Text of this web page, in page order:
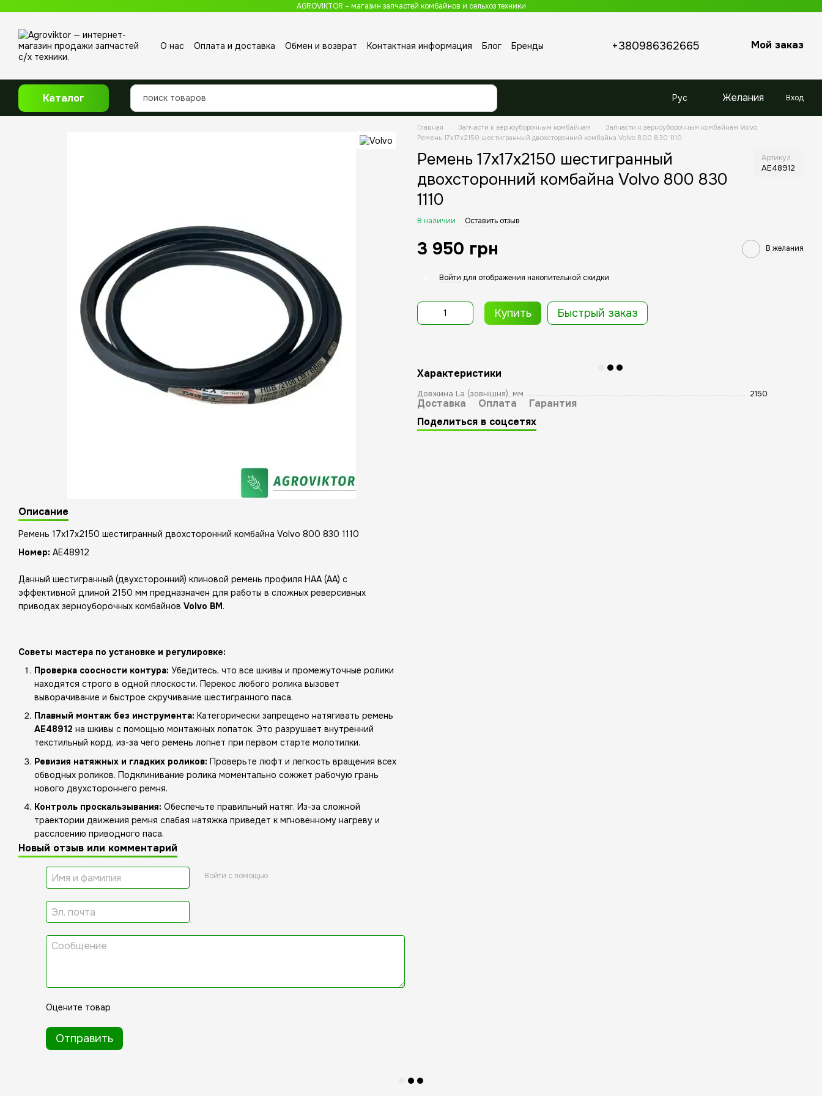
AGROVIKTOR – магазин запчастей комбайнов и сельхоз техники
О нас Оплата и доставка Обмен и возврат Контактная информация Блог
Бренды
+380986362665 Мой заказ
Каталог Рус Желания Вход
Описание
Ремень 17x17x2150 шестигранный двохсторонний комбайна Volvo 800 830 1110
Номер: AE48912
Данный шестигранный (двухсторонний) клиновой ремень профиля HAA (AA) с
эффективной длиной 2150 мм предназначен для работы в сложных реверсивных
приводах зерноуборочных комбайнов Volvo BM .
Советы мастера по установке и регулировке:
Проверка соосности контура: Убедитесь, что все шкивы и промежуточные ролики
находятся строго в одной плоскости. Перекос любого ролика вызовет
выворачивание и быстрое скручивание шестигранного паса.
Плавный монтаж без инструмента: Категорически запрещено натягивать ремень
AE48912 на шкивы с помощью монтажных лопаток. Это разрушает внутренний
текстильный корд, из-за чего ремень лопнет при первом старте молотилки.
Ревизия натяжных и гладких роликов: Проверьте люфт и легкость вращения всех
обводных роликов. Подклинивание ролика моментально сожжет рабочую грань
нового двухстороннего ремня.
Контроль проскальзывания: Обеспечьте правильный натяг. Из-за сложной
траектории движения ремня слабая натяжка приведет к мгновенному нагреву и
расслоению приводного паса.
Новый отзыв или комментарий
Войти с помощью
Оцените товар
Отправить
Главная Запчасти к зерноуборочным комбайнам
Запчасти к зерноуборочным комбайнам Volvo
Ремень 17x17x2150 шестигранный двохсторонний комбайна Volvo 800 830 1110
Ремень 17x17x2150 шестигранный
двохсторонний комбайна Volvo 800 830
1110
Артикул
AE48912
В наличии Оставить отзыв
3 950 грн В желания
Войти для отображения накопительной скидки
Купить Быстрый заказ
Характеристики
Довжина La (зовнішня), мм 2150
Доставка Оплата
Гарантия
Поделиться в соцсетях